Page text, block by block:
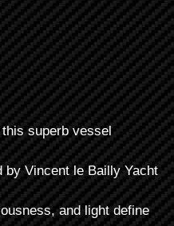
superb vessel
by Vincent le Bailly Yacht
and light define